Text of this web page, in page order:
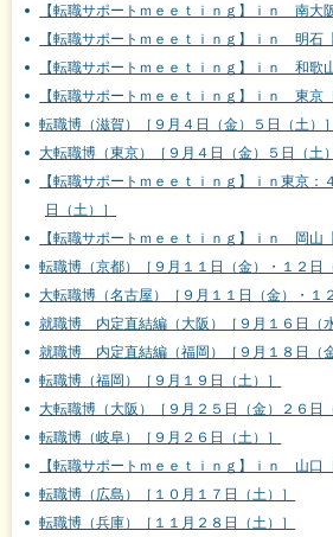
【転職サポートｍｅｅｔｉｎｇ】ｉｎ 南大
【転職サポートｍｅｅｔｉｎｇ】ｉｎ 明石
【転職サポートｍｅｅｔｉｎｇ】ｉｎ 和歌
【転職サポートｍｅｅｔｉｎｇ】ｉｎ 東京
転職博（滋賀）［９月４日（金）５日（土）］
大転職博（東京）［９月４日（金）５日（土）
【転職サポートｍｅｅｔｉｎｇ】ｉｎ東京：
日（土）］
【転職サポートｍｅｅｔｉｎｇ】ｉｎ 岡山
転職博（京都）［９月１１日（金）・１２日
大転職博（名古屋）［９月１１日（金）・１
就職博 内定直結編（大阪）［９月１６日（
就職博 内定直結編（福岡）［９月１８日（金
転職博（福岡）［９月１９日（土）］
大転職博（大阪）［９月２５日（金）２６日
転職博（岐阜）［９月２６日（土）］
【転職サポートｍｅｅｔｉｎｇ】ｉｎ 山口
転職博（広島）［１０月１７日（土）］
転職博（兵庫）［１１月２８日（土）］